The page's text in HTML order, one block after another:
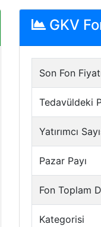
GKV
Son Fon
Tedavüldeki
Yatırımcı
Pazar Payı
Fon Toplam
Kategorisi